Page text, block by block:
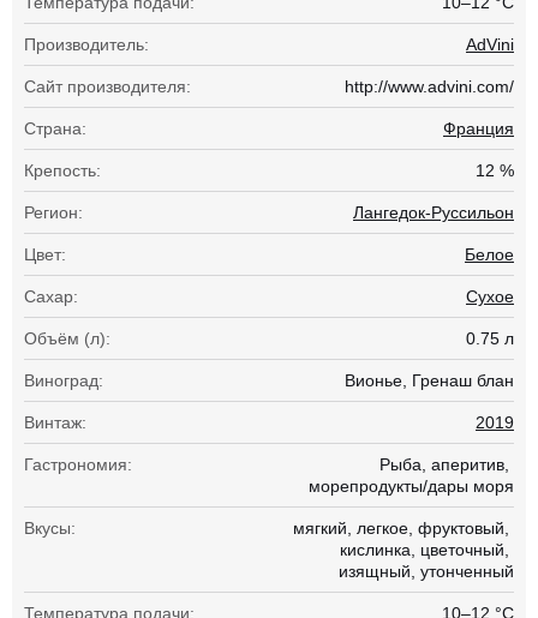
Производитель: AdVini
Сайт производителя: http://www.advini.com/
Страна: Франция
Крепость: 12 %
Регион: Лангедок-Руссильон
Цвет: Белое
Сахар: Сухое
Объём (л): 0.75 л
Виноград: Вионье Гренаш блан
Винтаж: 2019
Гастрономия: Рыба аперитив
морепродукты/дары моря
Вкусы: мягкий легкое фруктовый
кислинка
цветочный
изящный утонченный
Температура подачи: 10–12 °С